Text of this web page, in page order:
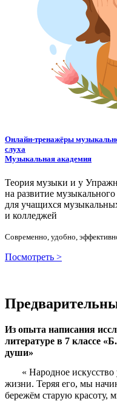
Онлайн-тренажёры
слуха
Музыкальная академия
Теория музыки и у У
на развитие музыкального
для учащихся
и колледжей
Современно, удобно,
Посмотреть >
Из опыта написания
литературе в 7 классе
души»
« Народное искусство
жизни. Теряя его, мы
бережём старую красоту,